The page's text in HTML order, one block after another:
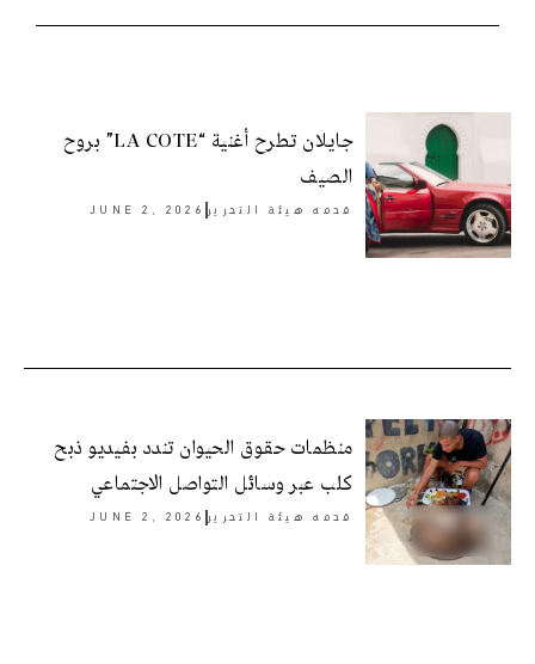
جايلان تطرح أغنية “LA COTE” بروح
الصيف
قدمه هيئة التحرير JUNE 2, 2026
منظمات حقوق الحيوان تندد بفيديو ذبح
كلب عبر وسائل التواصل الاجتماعي
قدمه هيئة التحرير JUNE 2, 2026